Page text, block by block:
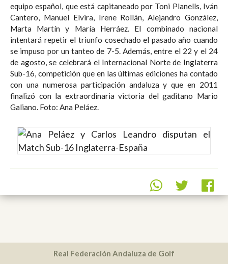
equipo español, que está capitaneado por Toni Planells, Iván
Cantero, Manuel Elvira, Irene Rollán, Alejandro González,
Marta Martín y María Herráez. El combinado nacional
intentará repetir el triunfo cosechado el pasado año cuando
se impuso por un tanteo de 7-5. Además, entre el 22 y el 24
de agosto, se celebrará el Internacional Norte de Inglaterra
Sub-16, competición que en las últimas ediciones ha contado
con una numerosa participación andaluza y que en 2011
finalizó con la extraordinaria victoria del gaditano Mario
Galiano. Foto: Ana Peláez.
Real Federación Andaluza de Golf